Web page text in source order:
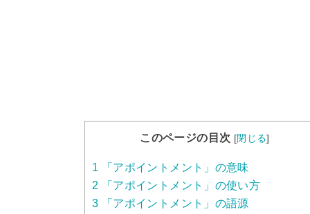
このページの目次 [閉じる]
1 「アポイントメント」の意味
2 「アポイントメント」の使い方
3 「アポイントメント」の語源